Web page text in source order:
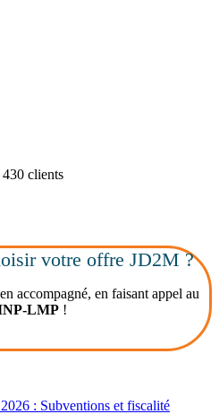
clients
votre offre JD2M ?
accompagné, en faisant appel au
LMP !
: Subventions et fiscalité